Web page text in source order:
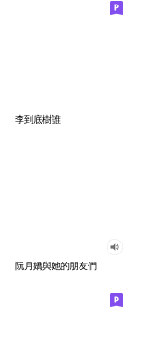
李到底樹誰
阮月嬌與她的朋友們